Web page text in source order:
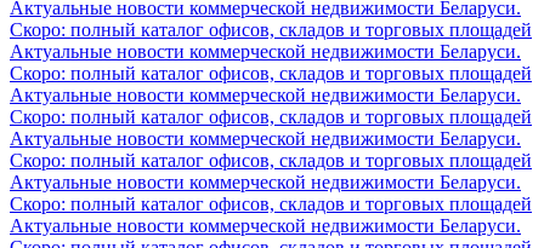
Актуальные новости коммерческой недвижимости Беларуси.
Скоро: полный каталог офисов, складов и торговых площадей
Актуальные новости коммерческой недвижимости Беларуси.
Скоро: полный каталог офисов, складов и торговых площадей
Актуальные новости коммерческой недвижимости Беларуси.
Скоро: полный каталог офисов, складов и торговых площадей
Актуальные новости коммерческой недвижимости Беларуси.
Скоро: полный каталог офисов, складов и торговых площадей
Актуальные новости коммерческой недвижимости Беларуси.
Скоро: полный каталог офисов, складов и торговых площадей
Актуальные новости коммерческой недвижимости Беларуси.